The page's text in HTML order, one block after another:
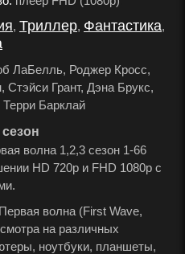
, Триллер, Фантастика,
ЛаБелль, Роджер Кросс,
Стэйси Грант, Дэна Брукс,
Барклай
сезон
волна 1,2,3 сезон 1-66
HD 720p и FHD 1080p с
волна (First Wave,
на различных
ноутбуки, планшеты,